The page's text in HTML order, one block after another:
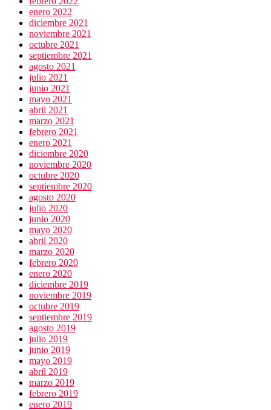
enero 2022
diciembre 2021
noviembre 2021
octubre 2021
septiembre 2021
agosto 2021
julio 2021
junio 2021
mayo 2021
abril 2021
marzo 2021
febrero 2021
enero 2021
diciembre 2020
noviembre 2020
octubre 2020
septiembre 2020
agosto 2020
julio 2020
junio 2020
mayo 2020
abril 2020
marzo 2020
febrero 2020
enero 2020
diciembre 2019
noviembre 2019
octubre 2019
septiembre 2019
agosto 2019
julio 2019
junio 2019
mayo 2019
abril 2019
marzo 2019
febrero 2019
enero 2019